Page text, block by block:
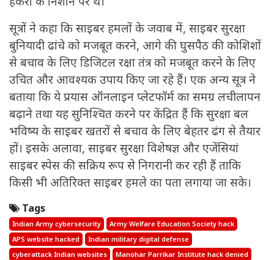
सूत्रों ने कहा कि साइबर हमलों के जवाब में, साइबर सुरक्षा
बुनियादी ढांचे को मजबूत करने, आगे की घुसपैठ की कोशिशों
से बचाव के लिए डिजिटल रक्षा तंत्र को मजबूत करने के लिए
उचित और आवश्यक उपाय किए जा रहे हैं। एक अन्य सूत्र ने
बताया कि ये प्रयास ऑनलाइन प्लेटफॉर्म का समग्र लचीलापन
बढ़ाने तथा यह सुनिश्चित करने पर केंद्रित हैं कि सुरक्षा बल
भविष्य के साइबर खतरों से बचाव के लिए बेहतर ढंग से तैयार
हों। इसके अलावा, साइबर सुरक्षा विशेषज्ञ और एजेंसियां
साइबर स्पेस की सक्रिय रूप से निगरानी कर रही हैं ताकि
किसी भी अतिरिक्त साइबर हमले का पता लगाया जा सके।
Tags
Indian Army cybersecurity
Army Welfare Education Society hack
APS website hacked
Indian military digital defense
cyberattack Indian websites
Manohar Parrikar Institute hack denied